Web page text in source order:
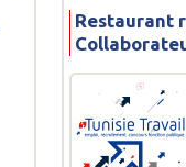
Restaurant